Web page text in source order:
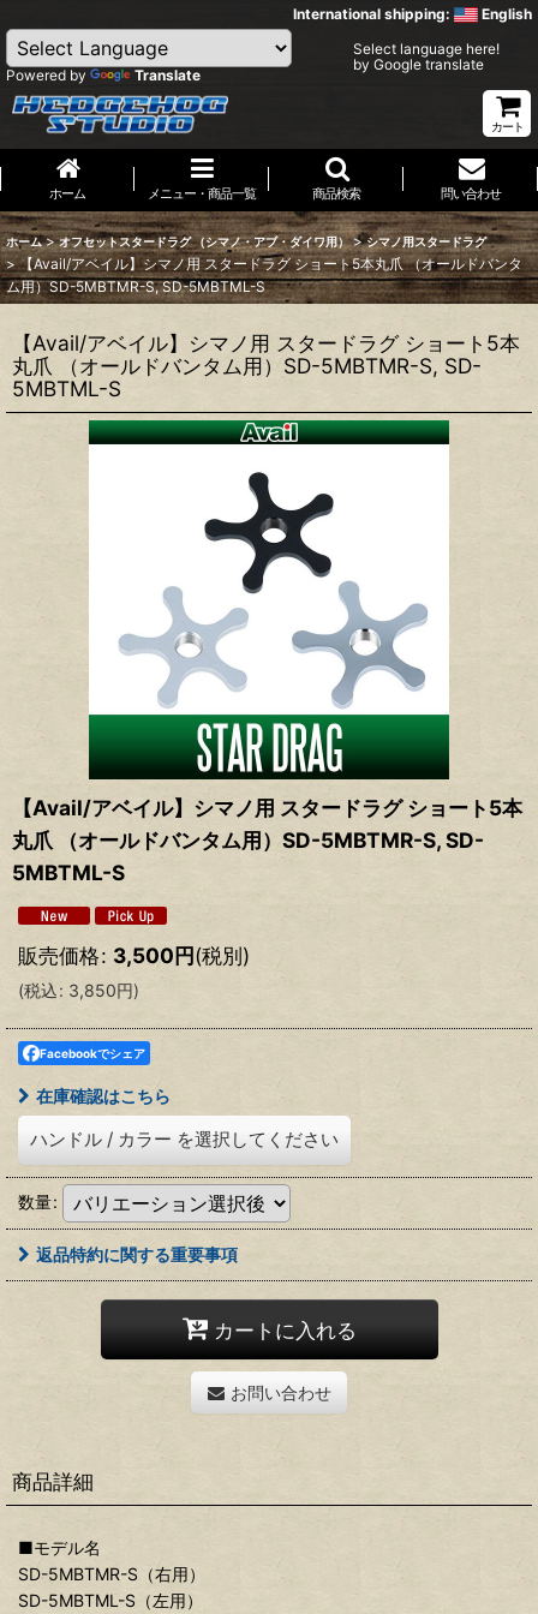
International shipping: English
Powered by Translate
Select language here!
by Google translate
カート
ホーム メニュー・商品一覧 商品検索 問い合わせ
ホーム > オフセットスタードラグ （シマノ・アブ・ダイワ用） > シマノ用スタードラグ
> 【Avail/アベイル】シマノ用 スタードラグ ショート5本丸爪 （オールドバンタ
ム用）SD-5MBTMR-S, SD-5MBTML-S
【Avail/アベイル】シマノ用 スタードラグ ショート5本
丸爪 （オールドバンタム用）SD-5MBTMR-S, SD-
5MBTML-S
【Avail/アベイル】シマノ用 スタードラグ ショート5本
丸爪 （オールドバンタム用）SD-5MBTMR-S, SD-
5MBTML-S
販売価格: 3,500円(税別)
(税込: 3,850円)
Facebookでシェア
在庫確認はこちら
ハンドル / カラー を選択してください
数量:
返品特約に関する重要事項
カートに入れる
お問い合わせ
商品詳細
■モデル名
SD-5MBTMR-S（右用）
SD-5MBTML-S（左用）